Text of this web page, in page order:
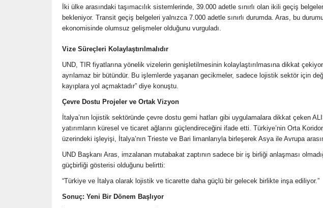
İki ülke arasındaki taşımacılık sistemlerinde, 39.000 adetle sınırlı olan ikili geçiş
bekleniyor. Transit geçiş belgeleri yalnızca 7.000 adetle sınırlı durumda. Aras, bu
ekonomisinde olumsuz gelişmeler olduğunu vurguladı.
Vize Süreçleri Kolaylaştırılmalıdır
UND, TIR fiyatlarına yönelik vizelerin genişletilmesinin kolaylaştırılmasına dikkat
ayrılamaz bir bütündür. Bu işlemlerde yaşanan gecikmeler, sadece lojistik sektör için
kayıplara yol açmaktadır” diye konuştu.
Çevre Dostu Projeler ve Ortak Vizyon
İtalya’nın lojistik sektöründe çevre dostu gemi hatları gibi uygulamalara dikkat çeken
yatırımların küresel ve ticaret ağlarını güçlendireceğini ifade etti. Türkiye’nin Orta
üzerindeki işleyişi, İtalya’nın Trieste ve Bari limanlarıyla birleşerek Asya ile Avrupa
UND Başkanı Aras, imzalanan mutabakat zaptının sadece bir iş birliği anlaşması
güçbirliği gösterisi olduğunu belirtti:
“Türkiye ve İtalya olarak lojistik ve ticarette daha güçlü bir gelecek birlikte inşa ediliyor.”
Sonuç: Yeni Bir Dönem Başlıyor